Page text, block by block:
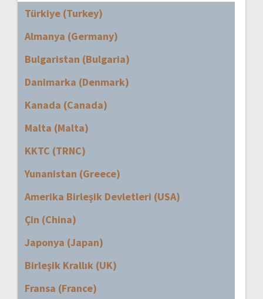
Türkiye (Turkey)
Almanya (Germany)
Bulgaristan (Bulgaria)
Danimarka (Denmark)
Kanada (Canada)
Malta (Malta)
KKTC (TRNC)
Yunanistan (Greece)
Amerika Birleşik Devletleri (USA)
Çin (China)
Japonya (Japan)
Birleşik Krallık (UK)
Fransa (France)